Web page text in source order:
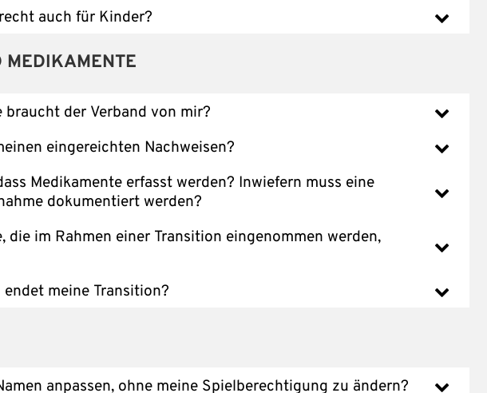
auch für Kinder?
MEDIKAMENTE
braucht der Verband von mir?
eingereichten Nachweisen?
Medikamente erfasst werden? Inwiefern muss eine
dokumentiert werden?
die im Rahmen einer Transition eingenommen werden,
meine Transition?
anpassen, ohne meine Spielberechtigung zu ändern?